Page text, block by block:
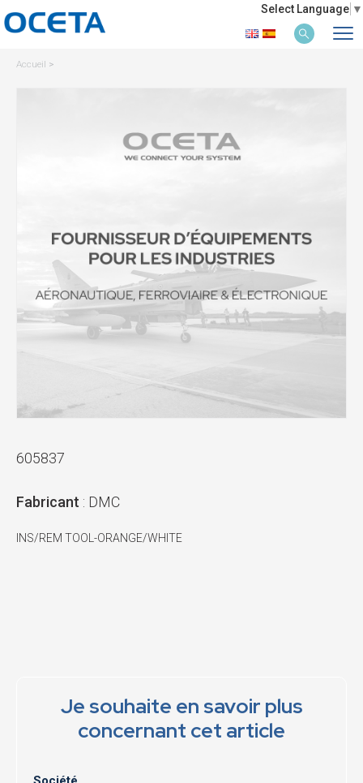
Select Language ▼
Accueil >
605837
Fabricant : DMC
INS/REM TOOL-ORANGE/WHITE
Je souhaite en savoir plus
concernant cet article